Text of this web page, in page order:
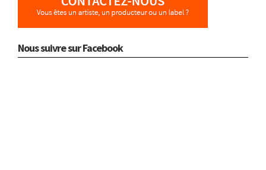
Nous suivre sur Facebook